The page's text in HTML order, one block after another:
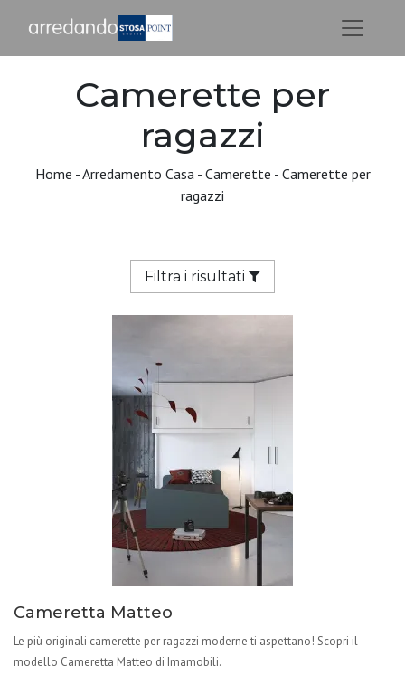
Camerette per
ragazzi
Home -Arredamento Casa - Camerette - Camerette per
ragazzi
Filtra i risultati
Cameretta Matteo
Le più originali camerette per ragazzi moderne ti aspettano! Scopri il
modello Cameretta Matteo di Imamobili.